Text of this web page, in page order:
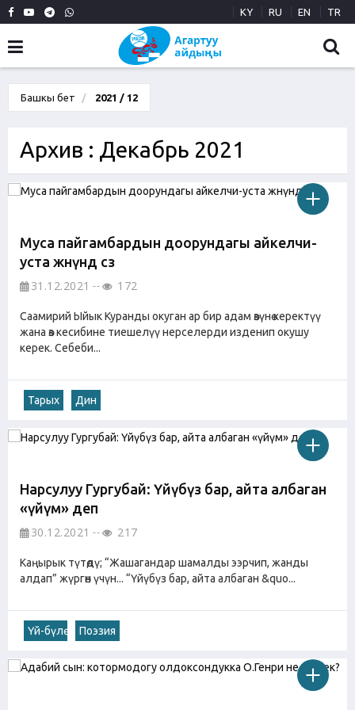
KY RU EN TR
Башкы бет 2021 / 12
Архив : Декабрь 2021
Муса пайгамбардын доорундагы айкелчи-
уста жөнүндө сөз
31.12.2021 172
Саамирий Ыйык Куранды окуган ар бир адам өзүнө керектүү
жана өз кесибине тиешелүү нерселерди изденип окушу
керек. Себеби...
Тарых Дин
Нарсулуу Гургубай: Үйүбүз бар, айта албаган
«үйүм» деп
30.12.2021 217
Каңырык түтөдү; “Жашагандар шамалды ээрчип, жанды
алдап” жүргөн үчүн... “Үйүбүз бар, айта албаган &quo...
Үй-бүлө Поэзия